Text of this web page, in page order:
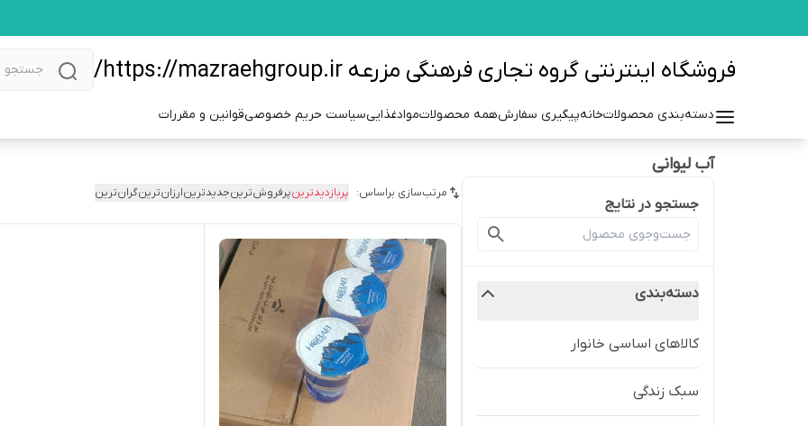
فروشگاه اینترنتی گروه تجاری فرهنگی مزرعه https://mazraehgroup.ir/
دسته‌بندی محصولاتخانهپیگیری سفارشهمه محصولاتموادغذاییسیاست حریم خصوصیقوانین و مقررات
آب لیوانی
جستجو در نتایج
دسته‌بندی
کالاهای اساسی خانوار
سبک زندگی
مرتب‌سازی براساس: پربازدیدترینپرفروش‌ترینجدیدترینارزان‌ترینگران‌ترین